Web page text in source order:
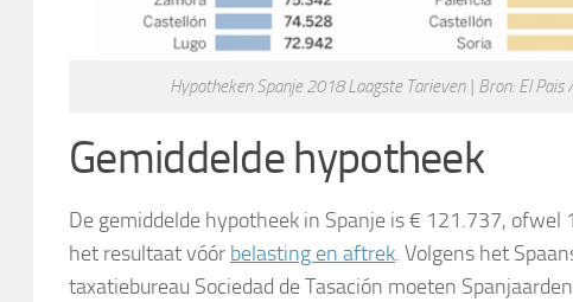
Hypotheken Spanje 2018 Laagste Tarieven | Bron: El Pais
Gemiddelde hypotheek
De gemiddelde hypotheek in Spanje is € 121.737, ofwel
het resultaat vóór belasting en aftrek. Volgens het
taxatiebureau Sociedad de Tasación moeten